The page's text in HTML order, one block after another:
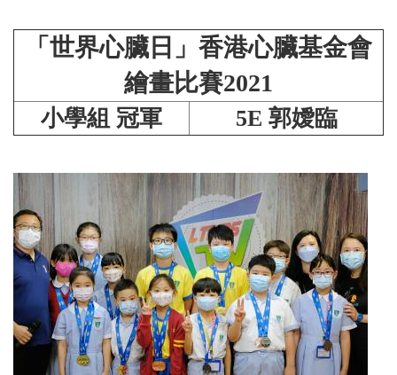
「世界心臟日」香港心臟基金會
繪畫比賽2021
小學組 冠軍 5E 郭嬡臨